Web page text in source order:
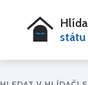
státu